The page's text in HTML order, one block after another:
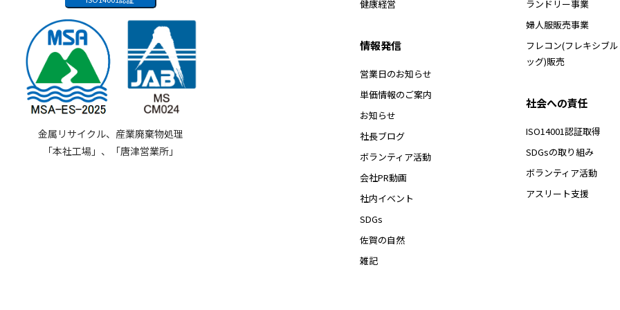
金属リサイクル、産業廃棄物処理
「本社工場」、「唐津営業所」
健康経営
情報発信
営業日のお知らせ
単価情報のご案内
お知らせ
社長ブログ
ボランティア活動
会社PR動画
社内イベント
SDGs
佐賀の自然
雑記
ランドリー事業
婦人服販売事業
フレコン(フレキシブ
ッグ)販売
社会への責任
ISO14001認証取得
SDGsの取り組み
ボランティア活動
アスリート支援